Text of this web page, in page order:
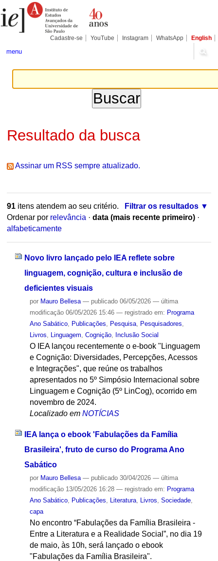
para
conteúdo.
Pessoais
Cadastre-se YouTube Instagram WhatsApp English
menu
Resultado da busca
Assinar um RSS sempre atualizado.
91itens atendem ao seu critério.
Filtrar os resultados
Ordenar por relevância · data (mais recente primeiro) ·
alfabeticamente
Novo livro lançado pelo IEA reflete sobre
linguagem, cognição, cultura e inclusão de
deficientes visuais
por Mauro Bellesa — publicado06/05/2026 — última
modificação06/05/2026 15:46 — registrado em: Programa
Ano Sabático, Publicações Pesquisa, Pesquisadores
Livros
Linguagem Cognição, Inclusão Social
O IEA lançou recentemente o e-book "Linguagem
e Cognição: Diversidades, Percepções, Acessos
e Integrações", que reúne os trabalhos
apresentados no 5º Simpósio Internacional sobre
Linguagem e Cognição (5º LinCog), ocorrido em
novembro de 2024.
Localizado em NOTÍCIAS
IEA lança o ebook 'Fabulações da Família
Brasileira', fruto de curso do Programa Ano
Sabático
por Mauro Bellesa — publicado30/04/2026 — última
modificação13/05/2026 16:28 — registrado em: Programa
Ano Sabático, Publicações Literatura, Livros Sociedade,
capa
No encontro “Fabulações da Família Brasileira -
Entre a Literatura e a Realidade Social”, no dia 19
de maio, às 10h, será lançado o ebook
"Fabulações da Família Brasileira".